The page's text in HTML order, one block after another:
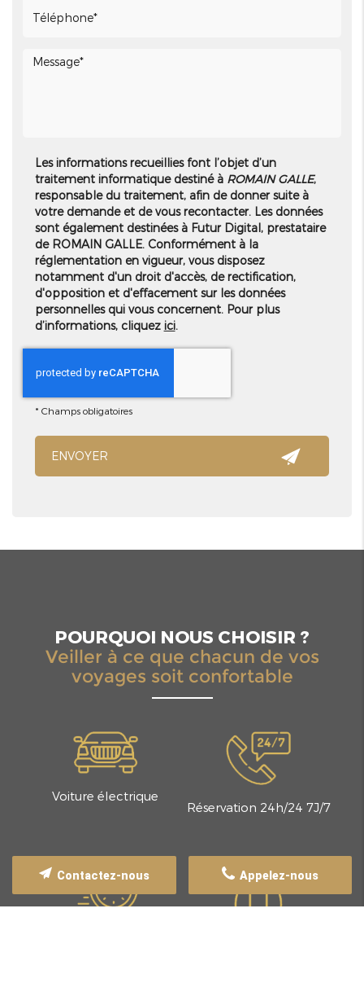
Les informations recueillies font l’objet d’un
traitement informatique destiné àROMAIN GALLE,
responsable du traitement, afin de donner suite à
votre demande et de vous recontacter. Les données
sont également destinées à Futur Digital, prestataire
de ROMAIN GALLE. Conformément à la
réglementation en vigueur, vous disposez
notamment d'un droit d'accès, de rectification,
d'opposition et d'effacement sur les données
personnelles qui vous concernent. Pour plus
d’informations, cliquez ici.
* Champs obligatoires
POURQUOI NOUS CHOISIR ?
Veiller à ce que chacun de vos
voyages soit confortable
Voiture électrique
Réservation 24h/24 7J/7
Appelez-nous
Contactez-nous